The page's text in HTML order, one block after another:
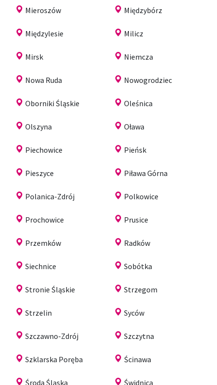
Mieroszów Międzybórz
Międzylesie Milicz
Mirsk Niemcza
Nowa Ruda Nowogrodziec
Oborniki Śląskie Oleśnica
Olszyna Oława
Piechowice Pieńsk
Pieszyce Piława Górna
Polanica-Zdrój Polkowice
Prochowice Prusice
Przemków Radków
Siechnice Sobótka
Stronie Śląskie Strzegom
Strzelin Syców
Szczawno-Zdrój Szczytna
Szklarska Poręba Ścinawa
Środa Śląska Świdnica